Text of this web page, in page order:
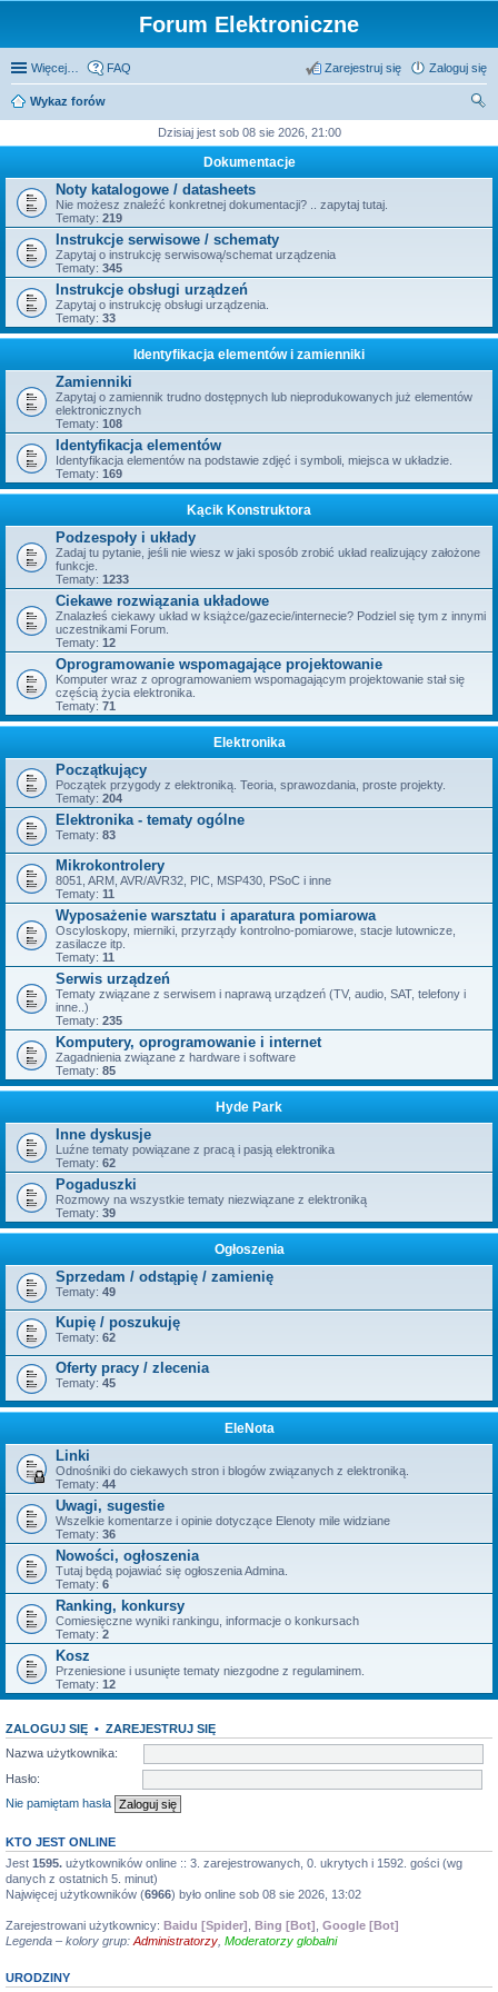
Forum Elektroniczne
Więcej… FAQ Zaloguj się
Zarejestruj się
Wykaz forów
Dzisiaj jest sob 08 sie 2026, 21:00
Dokumentacje
Noty katalogowe / datasheets
Nie możesz znaleźć konkretnej dokumentacji? .. zapytaj tutaj.
Tematy: 219
Instrukcje serwisowe / schematy
Zapytaj o instrukcję serwisową/schemat urządzenia
Tematy: 345
Instrukcje obsługi urządzeń
Zapytaj o instrukcję obsługi urządzenia.
Tematy: 33
Identyfikacja elementów i zamienniki
Zamienniki
Zapytaj o zamiennik trudno dostępnych lub nieprodukowanych już elementów
elektronicznych
Tematy: 108
Identyfikacja elementów
Identyfikacja elementów na podstawie zdjęć i symboli, miejsca w układzie.
Tematy: 169
Kącik Konstruktora
Podzespoły i układy
Zadaj tu pytanie, jeśli nie wiesz w jaki sposób zrobić układ realizujący założone
funkcje.
Tematy: 1233
Ciekawe rozwiązania układowe
Znalazłeś ciekawy układ w książce/gazecie/internecie? Podziel się tym z innymi
uczestnikami Forum.
Tematy: 12
Oprogramowanie wspomagające projektowanie
Komputer wraz z oprogramowaniem wspomagającym projektowanie stał się
częścią życia elektronika.
Tematy: 71
Elektronika
Początkujący
Początek przygody z elektroniką. Teoria, sprawozdania, proste projekty.
Tematy: 204
Elektronika - tematy ogólne
Tematy: 83
Mikrokontrolery
8051, ARM, AVR/AVR32, PIC, MSP430, PSoC i inne
Tematy: 11
Wyposażenie warsztatu i aparatura pomiarowa
Oscyloskopy, mierniki, przyrządy kontrolno-pomiarowe, stacje lutownicze,
zasilacze itp.
Tematy: 11
Serwis urządzeń
Tematy związane z serwisem i naprawą urządzeń (TV, audio, SAT, telefony i
inne..)
Tematy: 235
Komputery, oprogramowanie i internet
Zagadnienia związane z hardware i software
Tematy: 85
Hyde Park
Inne dyskusje
Luźne tematy powiązane z pracą i pasją elektronika
Tematy: 62
Pogaduszki
Rozmowy na wszystkie tematy niezwiązane z elektroniką
Tematy: 39
Ogłoszenia
Sprzedam / odstąpię / zamienię
Tematy: 49
Kupię / poszukuję
Tematy: 62
Oferty pracy / zlecenia
Tematy: 45
EleNota
Linki
Odnośniki do ciekawych stron i blogów związanych z elektroniką.
Tematy: 44
Uwagi, sugestie
Wszelkie komentarze i opinie dotyczące Elenoty mile widziane
Tematy: 36
Nowości, ogłoszenia
Tutaj będą pojawiać się ogłoszenia Admina.
Tematy: 6
Ranking, konkursy
Comiesięczne wyniki rankingu, informacje o konkursach
Tematy: 2
Kosz
Przeniesione i usunięte tematy niezgodne z regulaminem.
Tematy: 12
ZALOGUJ SIĘ • ZAREJESTRUJ SIĘ
Nazwa użytkownika:
Hasło:
Nie pamiętam hasła
KTO JEST ONLINE
Jest 1595. użytkowników online :: 3. zarejestrowanych, 0. ukrytych i 1592. gości (wg
danych z ostatnich 5. minut)
Najwięcej użytkowników (6966) było online sob 08 sie 2026, 13:02
Zarejestrowani użytkownicy: Baidu [Spider] Bing [Bot] Google [Bot]
Legenda – kolory grup: Administratorzy Moderatorzy globalni
URODZINY